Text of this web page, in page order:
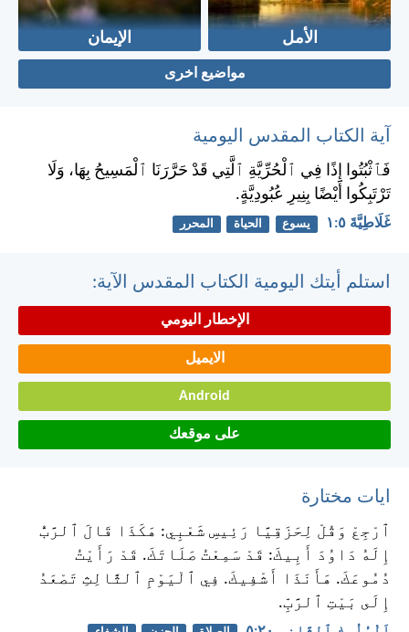
الأمل الإيمان
مواضيع اخرى
آية الكتاب المقدس اليومية
فَٱثْبُتُوا إِذًا فِي ٱلْحُرِّيَّةِ ٱلَّتِي قَدْ حَرَّرَنَا ٱلْمَسِيحُ بِهَا، وَلَا
تَرْتَبِكُوا أَيْضًا بِنِيرِ عُبُودِيَّةٍ.
غَلَاطِيَّةَ ٥:‏١ يسوع الحياة المحرر
استلم أيتك اليومية الكتاب المقدس الآية:
الإخطار اليومي
الايميل
Android
على موقعك
ايات مختارة
ٱرْجِعْ وَقُلْ لِحَزَقِيَّا رَئِيسِ شَعْبِي: هَكَذَا قَالَ ٱلرَّبُّ
إِلَهُ دَاوُدَ أَبِيكَ: قَدْ سَمِعْتُ صَلَاتَكَ. قَدْ رَأَيْتُ
دُمُوعَكَ. هَأَنَذَا أَشْفِيكَ. فِي ٱلْيَوْمِ ٱلثَّالِثِ تَصْعَدُ
إِلَى بَيْتِ ٱلرَّبِّ.